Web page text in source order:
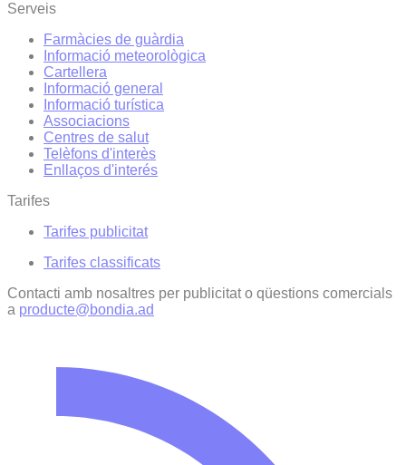
Serveis
Farmàcies de guàrdia
Informació meteorològica
Cartellera
Informació general
Informació turística
Associacions
Centres de salut
Telèfons d'interès
Enllaços d'interés
Tarifes
Tarifes publicitat
Tarifes classificats
Contacti amb nosaltres per publicitat o qüestions comercials
a producte@bondia.ad